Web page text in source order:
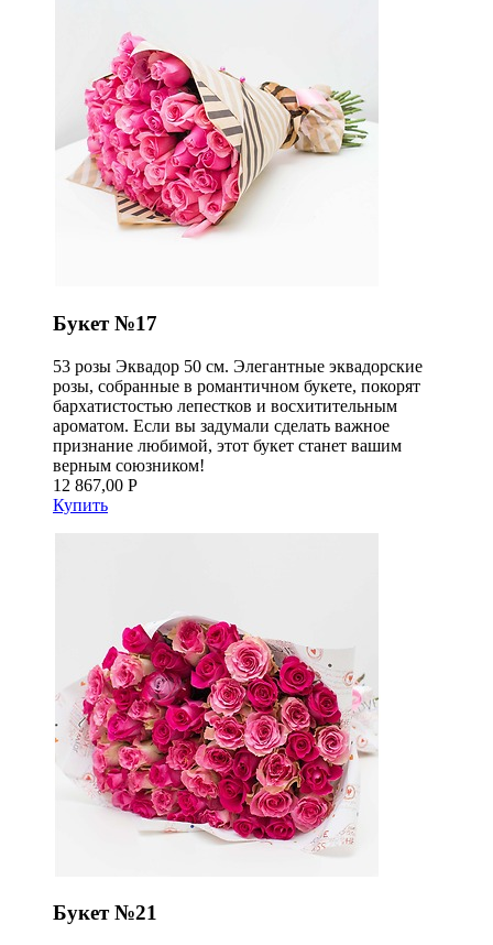
Букет №17
53 розы Эквадор 50 см. Элегантные эквадорские
розы, собранные в романтичном букете, покорят
бархатистостью лепестков и восхитительным
ароматом. Если вы задумали сделать важное
признание любимой, этот букет станет вашим
верным союзником!
12 867,00 Р
Купить
Букет №21